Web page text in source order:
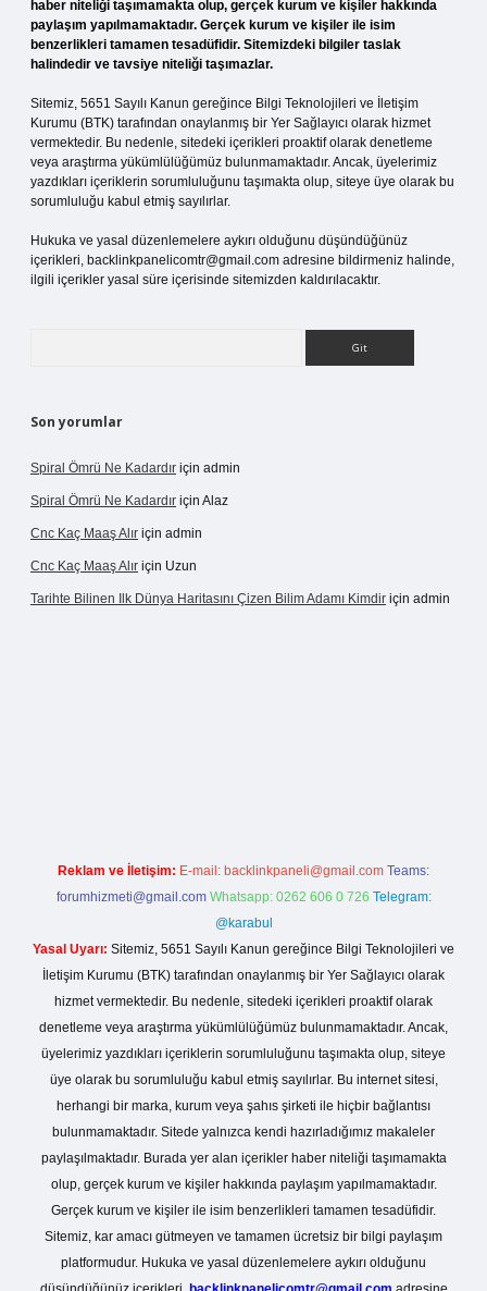
haber niteliği taşımamakta olup, gerçek kurum ve kişiler hakkında
paylaşım yapılmamaktadır. Gerçek kurum ve kişiler ile isim
benzerlikleri tamamen tesadüfidir. Sitemizdeki bilgiler taslak
halindedir ve tavsiye niteliği taşımazlar.
Sitemiz, 5651 Sayılı Kanun gereğince Bilgi Teknolojileri ve İletişim
Kurumu (BTK) tarafından onaylanmış bir Yer Sağlayıcı olarak hizmet
vermektedir. Bu nedenle, sitedeki içerikleri proaktif olarak denetleme
veya araştırma yükümlülüğümüz bulunmamaktadır. Ancak, üyelerimiz
yazdıkları içeriklerin sorumluluğunu taşımakta olup, siteye üye olarak bu
sorumluluğu kabul etmiş sayılırlar.
Hukuka ve yasal düzenlemelere aykırı olduğunu düşündüğünüz
içerikleri, backlinkpanelicomtr@gmail.com adresine bildirmeniz halinde,
ilgili içerikler yasal süre içerisinde sitemizden kaldırılacaktır.
Son yorumlar
Spiral Ömrü Ne Kadardır için admin
Spiral Ömrü Ne Kadardır için Alaz
Cnc Kaç Maaş Alır için admin
Cnc Kaç Maaş Alır için Uzun
Tarihte Bilinen Ilk Dünya Haritasını Çizen Bilim Adamı Kimdir için admin
Reklam ve İletişim: E-mail: backlinkpaneli@gmail.com Teams:
forumhizmeti@gmail.com Whatsapp: 0262 606 0 726 Telegram:
@karabul
Yasal Uyarı: Sitemiz, 5651 Sayılı Kanun gereğince Bilgi Teknolojileri ve
İletişim Kurumu (BTK) tarafından onaylanmış bir Yer Sağlayıcı olarak
hizmet vermektedir. Bu nedenle, sitedeki içerikleri proaktif olarak
denetleme veya araştırma yükümlülüğümüz bulunmamaktadır. Ancak,
üyelerimiz yazdıkları içeriklerin sorumluluğunu taşımakta olup, siteye
üye olarak bu sorumluluğu kabul etmiş sayılırlar. Bu internet sitesi,
herhangi bir marka, kurum veya şahıs şirketi ile hiçbir bağlantısı
bulunmamaktadır. Sitede yalnızca kendi hazırladığımız makaleler
paylaşılmaktadır. Burada yer alan içerikler haber niteliği taşımamakta
olup, gerçek kurum ve kişiler hakkında paylaşım yapılmamaktadır.
Gerçek kurum ve kişiler ile isim benzerlikleri tamamen tesadüfidir.
Sitemiz, kar amacı gütmeyen ve tamamen ücretsiz bir bilgi paylaşım
platformudur. Hukuka ve yasal düzenlemelere aykırı olduğunu